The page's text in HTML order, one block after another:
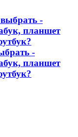
-
планшет